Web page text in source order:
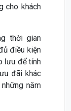
cho khách
thời gian
điều kiện
lưu để tính
đãi khác
năm